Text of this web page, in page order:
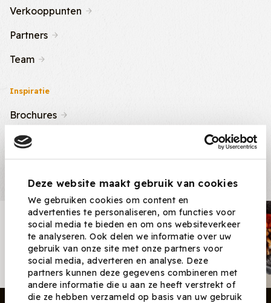
Deze website maakt gebruik van cookies
We gebruiken cookies om content en
advertenties te personaliseren, om functies voor
social media te bieden en om ons websiteverkeer
te analyseren. Ook delen we informatie over uw
gebruik van onze site met onze partners voor
social media, adverteren en analyse. Deze
partners kunnen deze gegevens combineren met
andere informatie die u aan ze heeft verstrekt of
die ze hebben verzameld op basis van uw gebruik
Verkooppunten
Partners
Team
Inspiratie
Brochures
Nieuws & Tips
Recepten
Nieuwsbrief
Ontvang nieuwe recepten,
producten en tips maandelijks in
je mailbox.